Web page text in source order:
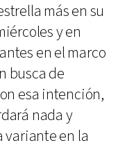
más en su
y en
en el marco
busca de
esa intención,
nada y
variante en la